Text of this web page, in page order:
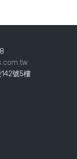
號5樓